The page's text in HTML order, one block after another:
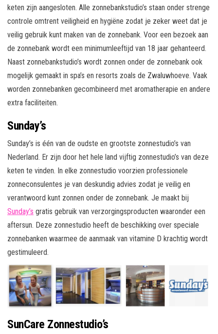
keten zijn aangesloten. Alle zonnebankstudio’s staan onder strenge
controle omtrent veiligheid en hygiëne zodat je zeker weet dat je
veilig gebruik kunt maken van de zonnebank. Voor een bezoek aan
de zonnebank wordt een minimumleeftijd van 18 jaar gehanteerd.
Naast zonnebankstudio’s wordt zonnen onder de zonnebank ook
mogelijk gemaakt in spa’s en resorts zoals de Zwaluwhoeve. Vaak
worden zonnebanken gecombineerd met aromatherapie en andere
extra faciliteiten.
Sunday’s
Sunday’s is één van de oudste en grootste zonnestudio’s van
Nederland. Er zijn door het hele land vijftig zonnestudio’s van deze
keten te vinden. In elke zonnestudio voorzien professionele
zonneconsulentes je van deskundig advies zodat je veilig en
verantwoord kunt zonnen onder de zonnebank. Je maakt bij
Sunday’s gratis gebruik van verzorgingsproducten waaronder een
aftersun. Deze zonnestudio heeft de beschikking over speciale
zonnebanken waarmee de aanmaak van vitamine D krachtig wordt
gestimuleerd.
SunCare Zonnestudio’s